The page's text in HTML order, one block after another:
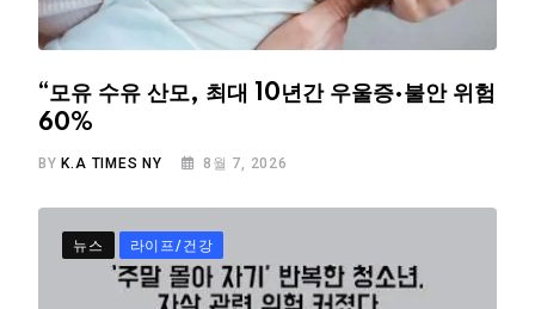
“모유 수유 산모, 최대 10년간 우울증·불안 위험
60%
BY K.A TIMES NY 8월 7, 2026
뉴스 라이프/건강